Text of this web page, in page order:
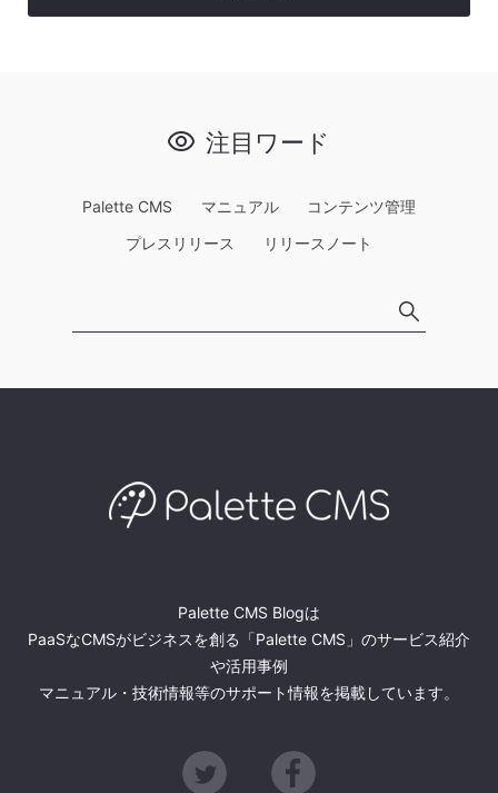
注目ワード
Palette CMS マニュアル
コンテンツ管理
プレスリリース
リリースノート
Palette CMS Blogは
PaaSなCMSがビジネスを創る「Palette CMS」のサービス紹介
や活用事例
マニュアル・技術情報等のサポート情報を掲載しています。
Twitter